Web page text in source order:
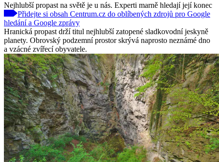
Nejhlubší propast na světě je u nás. Experti marně hledají její konec
Přidejte si obsah Centrum.cz do oblíbených zdrojů pro Google
hledání a Google zprávy
Hranická propast drží titul nejhlubší zatopené sladkovodní jeskyně
planety. Obrovský podzemní prostor skrývá naprosto neznámé dno
a vzácné zvířecí obyvatele.